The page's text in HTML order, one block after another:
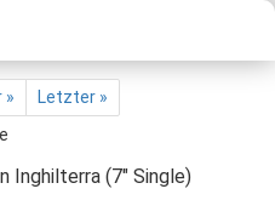
»
Letzter »
Inghilterra (7" Single)